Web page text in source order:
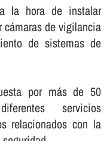
la hora de instalar
cámaras de vigilancia
de sistemas de
por más de 50
servicios
relacionados con la